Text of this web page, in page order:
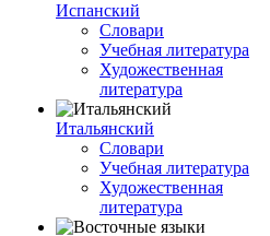
Испанский
Словари
Учебная литература
Художественная
литература
Итальянский
Словари
Учебная литература
Художественная
литература